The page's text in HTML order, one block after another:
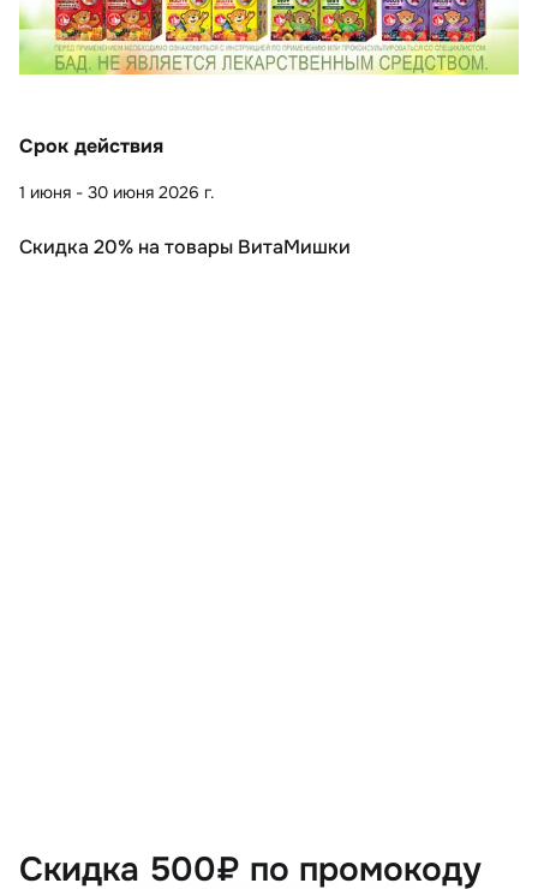
Срок действия
1 июня - 30 июня 2026 г.
Скидка 20% на товары ВитаМишки
Скидка 500₽ по промокоду